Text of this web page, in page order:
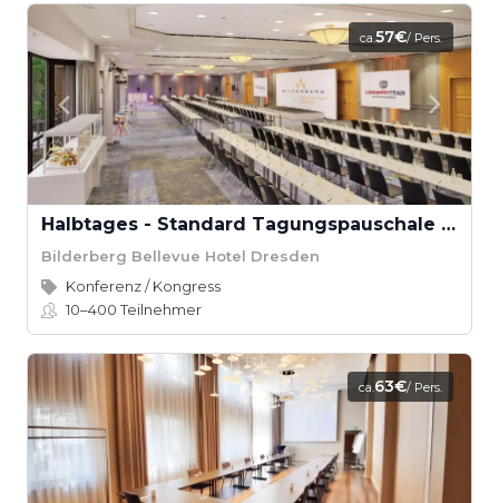
ca.57€/ Pers.
Halbtages - Standard Tagungspauschale Bilderberg Bellevue Hotel
Bilderberg Bellevue Hotel Dresden
Konferenz / Kongress
10–400Teilnehmer
ca.63€/ Pers.